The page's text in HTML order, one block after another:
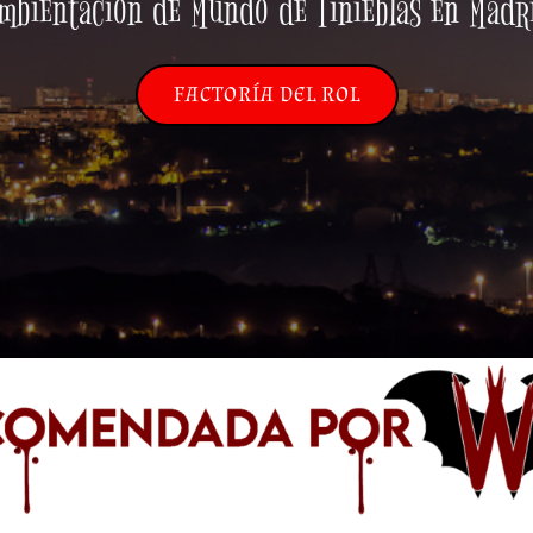
FACTORÍA DEL ROL